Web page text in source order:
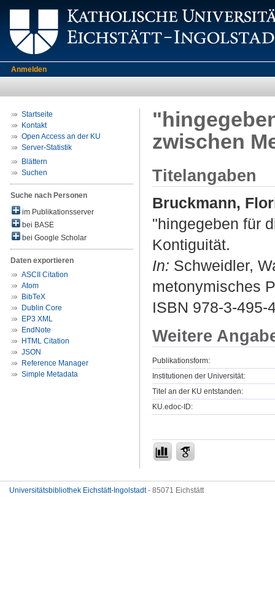
Anmelden
Startseite
Kontakt
Open Access an der KU
Server-Statistik
Blättern
Suchen
Suche nach Personen
im Publikationsserver
bei BASE
bei Google Scholar
Daten exportieren
ASCII Citation
Atom
BibTeX
Dublin Core
EP3 XML
EndNote
HTML Citation
JSON
Reference Manager
Simple Metadata
zwischen
Titelangaben
Bruckmann,
"hingegeben für
Kontiguität.
In: Schweidler,
metonymisches
ISBN 978-3-495-
Weitere
Publikationsform:
Institutionen der Universität:
Titel an der KU entstanden:
KU.edoc-ID:
Universitätsbibliothek Eichstätt-Ingolstadt- 85071 Eichstätt